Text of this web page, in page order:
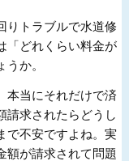
りトラブルで水道修
「どれくらい料金が
か。
本当にそれだけで済
請求されたらどうし
で不安ですよね。実
額が請求されて問題